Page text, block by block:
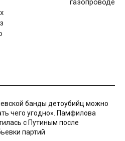
газопроводе
банды детоубийц можно
чего угодно». Памфилова
с Путиным после
партий